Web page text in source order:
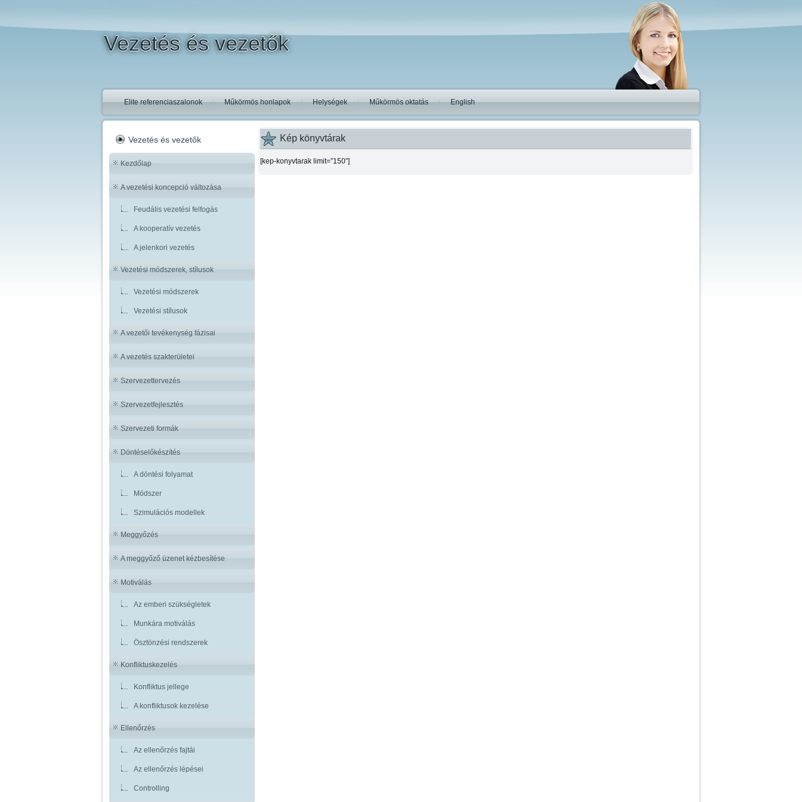
Vezetés és vezetők
Elite referenciaszalonok Műkörmös honlapok Helységek Műkörmös oktatás English
Vezetés és vezetők
Kezdőlap
A vezetési koncepció változása
Feudális vezetési felfogás
A kooperatív vezetés
A jelenkori vezetés
Vezetési módszerek, stílusok
Vezetési módszerek
Vezetési stílusok
A vezetői tevékenység fázisai
A vezetés szakterületei
Szervezettervezés
Szervezetfejlesztés
Szervezeti formák
Döntéselőkészítés
A döntési folyamat
Módszer
Szimulációs modellek
Meggyőzés
A meggyőző üzenet kézbesítése
Motiválás
Az emberi szükségletek
Munkára motiválás
Ösztönzési rendszerek
Konfliktuskezelés
Konfliktus jellege
A konfliktusok kezelése
Ellenőrzés
Az ellenőrzés fajtái
Az ellenőrzés lépései
Controlling
Kép könyvtárak
[kep-konyvtarak limit=”150″]